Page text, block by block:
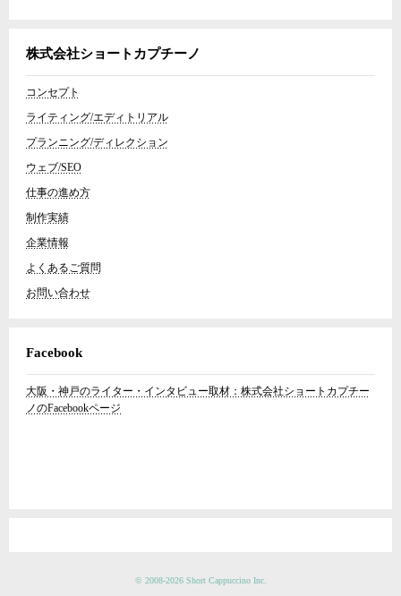
株式会社ショートカプチーノ
コンセプト
ライティング/エディトリアル
プランニング/ディレクション
ウェブ/SEO
仕事の進め方
制作実績
企業情報
よくあるご質問
お問い合わせ
Facebook
大阪・神戸のライター・インタビュー取材：株式会社ショートカプチー
ノのFacebookページ
© 2008-2026 Short Cappuccino Inc.